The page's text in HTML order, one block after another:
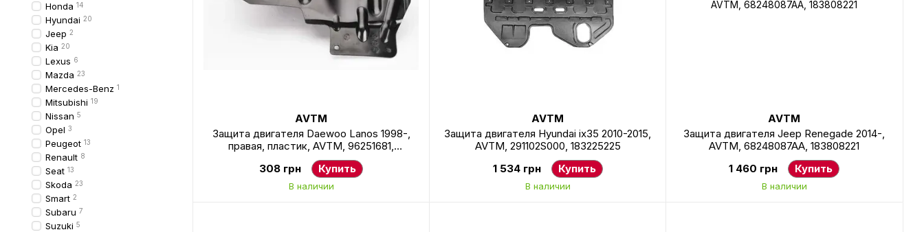
AVTM
Защита двигателя Daewoo Lanos 1998-,
правая, пластик, AVTM, 96251681,
181106304
308 грн Купить
В наличии
AVTM
Защита двигателя Hyundai ix35 2010-2015,
AVTM, 291102S000, 183225225
1 534 грн
Купить
В наличии
AVTM
Защита двигателя Jeep Renegade 2014-,
AVTM, 68248087AA, 183808221
1 460 грн
Купить
В наличии
Honda 14
Hyundai 20
Jeep 2
Kia 20
Lexus 6
Mazda 23
Mercedes-Benz 1
Mitsubishi 19
Nissan 5
Opel 3
Peugeot 13
Renault 8
Seat 13
Skoda 23
Smart 2
Subaru 7
Suzuki 5